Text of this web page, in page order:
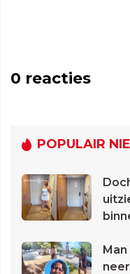
0 reacties
POPULAIR